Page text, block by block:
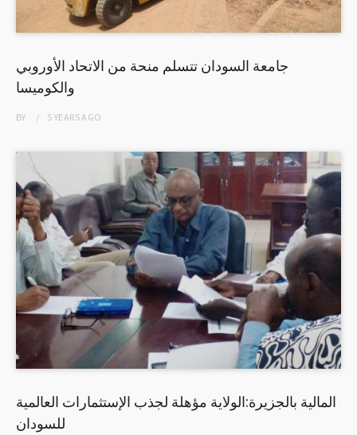
جامعة السودان تتسلم منحة من الاتحاد الأوروبي
والكوميسا
BY 5 YEARSAGO
المالية بالجزيرة:الولاية مؤهلة لجذب الإستثمارات العالمية
للسودان